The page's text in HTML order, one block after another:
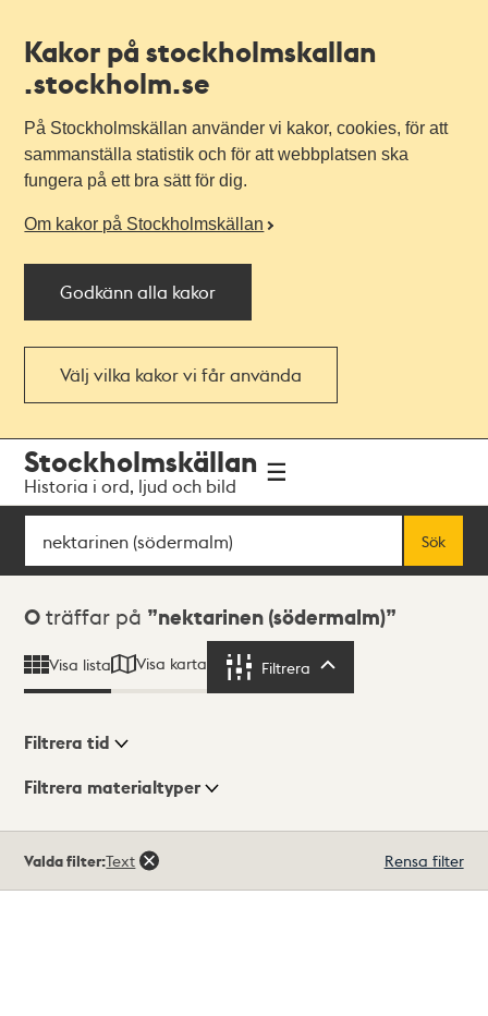
Kakor på stockholmskallan
.stockholm.se
På Stockholmskällan använder vi kakor, cookies, för att
sammanställa statistik och för att webbplatsen ska
fungera på ett bra sätt för dig.
Om kakor på Stockholmskällan
Godkänn alla kakor
Välj vilka kakor vi får använda
navigationen
huvudinnehållet
Stockholmskällan
Historia i ord, ljud och bild
Sök
Sök
Sökresultat
0 träffar på nektarinen (södermalm)
Visa lista Visa karta Filtrera
Visningsläge
Filtrera tid
Filtrera materialtyper
träffar
Valda filter:Text Rensa filter